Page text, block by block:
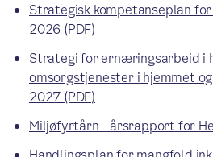
Strategisk kompetanseplan
2026 (PDF)
Strategi for ernæringsarbeid i
omsorgstjenester i hjemmet
2027 (PDF)
Miljøfyrtårn - årsrapport for